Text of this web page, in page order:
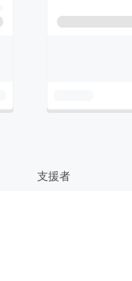
支援者